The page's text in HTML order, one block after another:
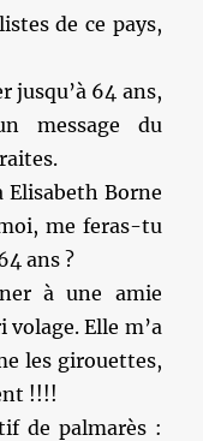
de ce pays,
jusqu’à 64 ans,
message du
Elisabeth Borne
me feras-tu
ans ?
à une amie
volage. Elle m’a
les girouettes,
!!!!
de palmarès :